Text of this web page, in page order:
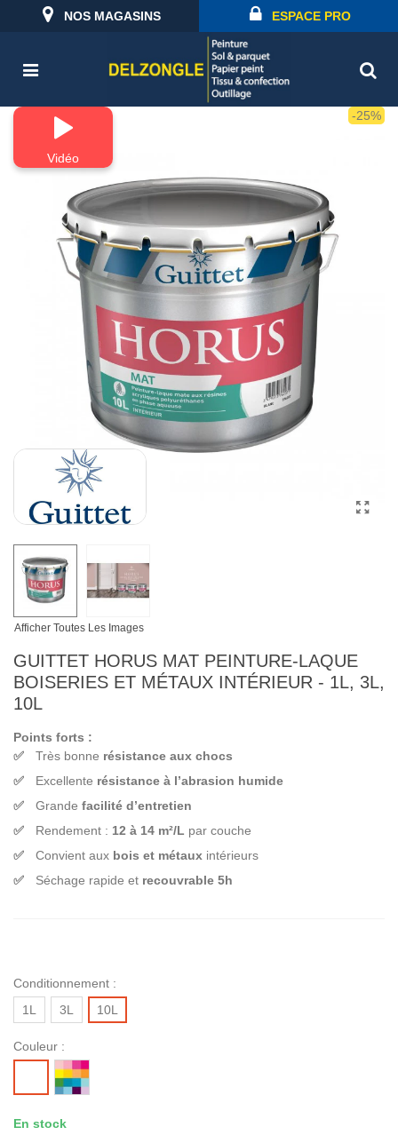
NOS MAGASINS ESPACE PRO
Vidéo
-25%
Afficher Toutes Les Images
GUITTET HORUS MAT PEINTURE-LAQUE
BOISERIES ET MÉTAUX INTÉRIEUR - 1L, 3L,
10L
Points forts :
Très bonne résistance aux chocs
Excellente résistance à l’abrasion humide
Grande facilité d’entretien
Rendement : 12 à 14 m²/L par couche
Convient aux bois et métaux intérieurs
Séchage rapide et recouvrable 5h
Conditionnement :
1L
3L 10L
Couleur :
MISE
A
TEINTE
En stock